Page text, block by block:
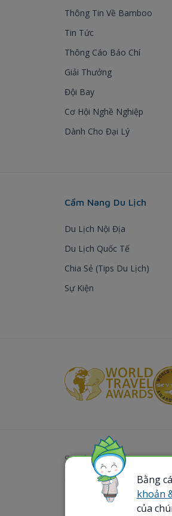
Thông Tin Về Bamboo
Tin Tức
Thông Cáo Báo Chí
Giải Thưởng
Đội Bay
Cơ Hội Nghề Nghiệp
Dành Cho Đại Lý
Cẩm Nang Du Lịch
Du Lịch Nội Địa
Du Lịch Quốc Tế
Chia Sẻ (Tips Du Lịch)
Sự Kiện
Sơ đồ website
@ 2023 Bamboo
Business Registration
Bằng
khoản
của